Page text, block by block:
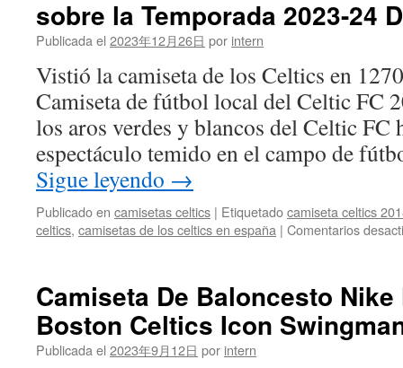
sobre la Temporada 2023-24
Publicada el 2023年12月26日 por intern
Vistió la camiseta de los Celtics en
Camiseta de fútbol local del Celtic FC
los aros verdes y blancos del Celtic FC
espectáculo temido en el campo de
Sigue leyendo →
Publicado en camisetas celtics | Etiquetadocamiseta celtics
celtics, camisetas de los celtics en españa | Comentarios
Camiseta De Baloncesto
Boston Celtics Icon
Publicada el 2023年9月12日 por intern